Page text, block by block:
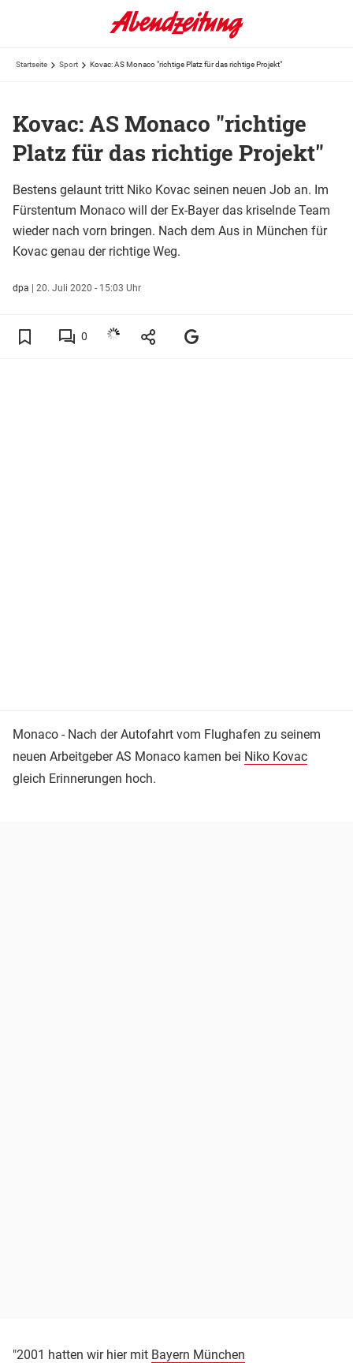
Startseite Sport Kovac: AS Monaco "richtige Platz für das richtige Projekt"
Kovac: AS Monaco "richtige
Platz für das richtige Projekt"
Bestens gelaunt tritt Niko Kovac seinen neuen Job an. Im
Fürstentum Monaco will der Ex-Bayer das kriselnde Team
wieder nach vorn bringen. Nach dem Aus in München für
Kovac genau der richtige Weg.
dpa | 20. Juli 2020 - 15:03 Uhr
0
Monaco - Nach der Autofahrt vom Flughafen zu seinem
neuen Arbeitgeber AS Monaco kamen bei Niko Kovac
gleich Erinnerungen hoch.
"2001 hatten wir hier mit Bayern München